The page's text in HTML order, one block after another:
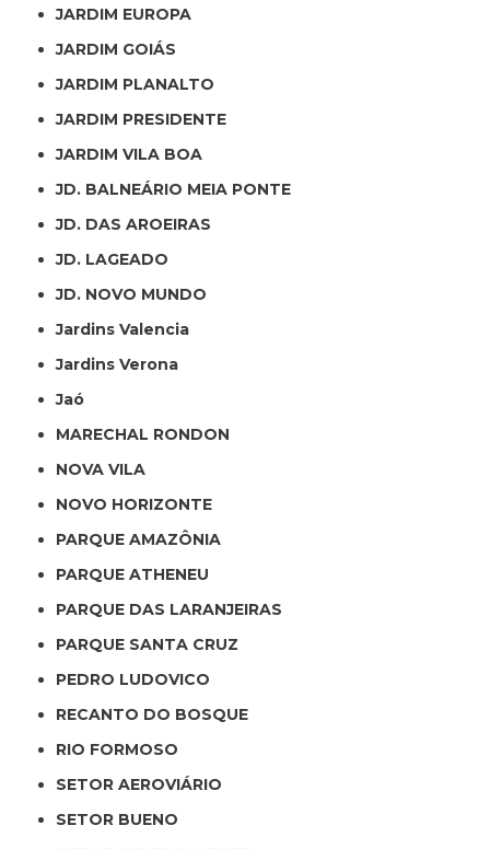
JARDIM EUROPA
JARDIM GOIÁS
JARDIM PLANALTO
JARDIM PRESIDENTE
JARDIM VILA BOA
JD. BALNEÁRIO MEIA PONTE
JD. DAS AROEIRAS
JD. LAGEADO
JD. NOVO MUNDO
Jardins Valencia
Jardins Verona
Jaó
MARECHAL RONDON
NOVA VILA
NOVO HORIZONTE
PARQUE AMAZÔNIA
PARQUE ATHENEU
PARQUE DAS LARANJEIRAS
PARQUE SANTA CRUZ
PEDRO LUDOVICO
RECANTO DO BOSQUE
RIO FORMOSO
SETOR AEROVIÁRIO
SETOR BUENO